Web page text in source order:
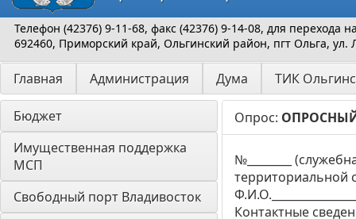
Телефон (42376) 9-11-68, факс (42376) 9-14-08, для перехода
692460, Приморский край, Ольгинский район, пгт Ольга, ул.
Главная Администрация Дума ТИК
Бюджет
Имущественная поддержка
МСП
Свободный порт Владивосток
Опрос: ОПРОСНЫЙ
№________
территориальной
Контактные